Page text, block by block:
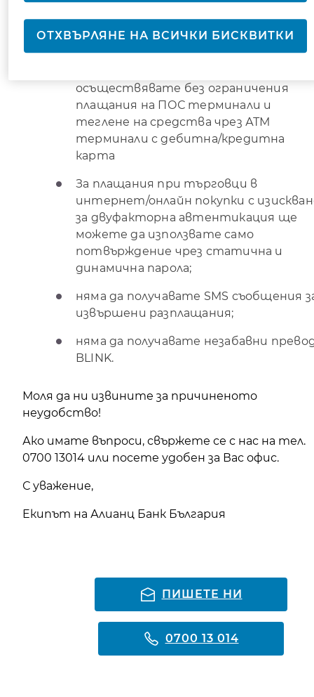
трансакции с тях;
осъществявате без ограничения
плащания на ПОС терминали и
теглене на средства чрез АТМ
терминали с дебитна/кредитна
карта
За плащания при търговци в
интернет/онлайн покупки с
за двуфакторна автентикация ще
можете да използвате само
потвърждение чрез статична и
динамична парола;
няма да получавате SMS съобщения
извършени разплащания;
няма да получавате незабавни
BLINK.
Моля да ни извините за причиненото
неудобство!
Ако имате въпроси, свържете се с нас на тел.
0700 13014 или посете удобен за Вас офис.
С уважение,
Eкипът на Алианц Банк България
ПИШЕТЕ НИ
0700 13 014
ОТХВЪРЛЯНЕ НА ВСИЧКИ БИСКВИТКИ